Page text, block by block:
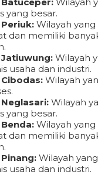
yang besar.
Wilayah
dan memiliki
Wilayah
usaha dan industri.
Wilayah
Wilayah
yang besar.
Wilayah
dan memiliki
Wilayah
usaha dan industri.